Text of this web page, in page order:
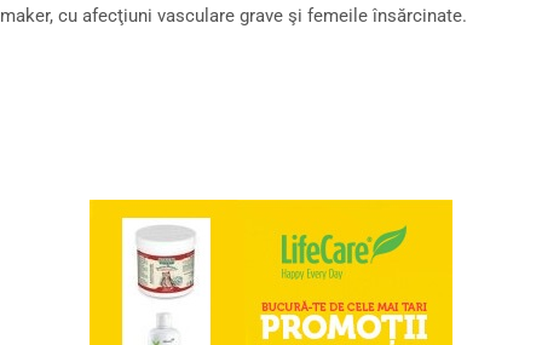
maker, cu afecţiuni vasculare grave şi femeile însărcinate.